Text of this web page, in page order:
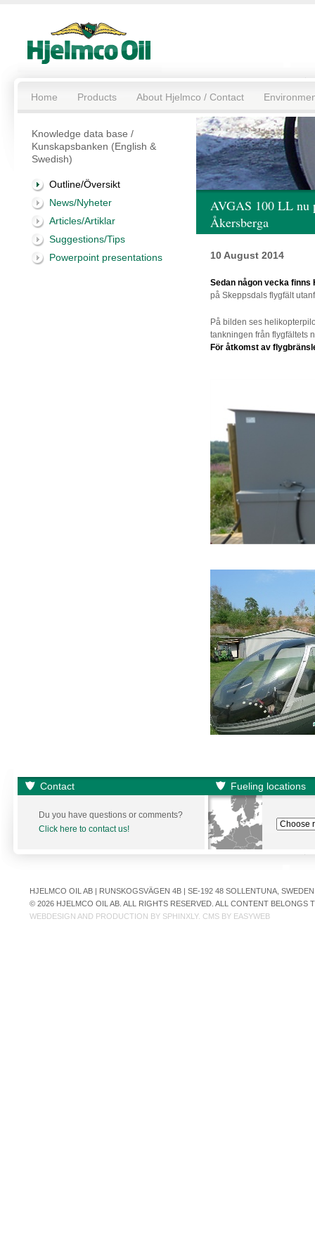
Home Products About Hjelmco / Contact
Knowledge data base /
Kunskapsbanken (English &
Swedish)
Outline/Översikt
News/Nyheter
Articles/Artiklar
Suggestions/Tips
Powerpoint presentations
AVGAS 100 LL nu
Åkersberga
10 August 2014
Sedan någon vecka finns
på Skeppsdals flygfält
På bilden ses
tankningen från flygfältets
För åtkomst av
Contact Fueling locations
Du you have questions or comments?
Click here to contact us!
HJELMCO OIL AB | RUNSKOGSVÄGEN 4B | SE-192 48 SOLLENTUNA,
© 2026 HJELMCO OIL AB. ALL RIGHTS RESERVED. ALL CONTENT
WEBDESIGN AND PRODUCTION BY SPHINXLY. CMS BY EASYWEB